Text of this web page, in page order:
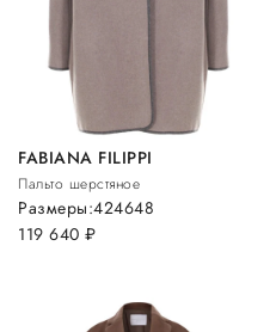
FABIANA FILIPPI
Пальто шерстяное
119 640 руб.
Размеры:424648